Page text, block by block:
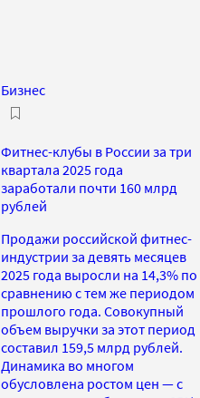
Бизнес
Фитнес-клубы в России за три
квартала 2025 года
заработали почти 160 млрд
рублей
Продажи российской фитнес-
индустрии за девять месяцев
2025 года выросли на 14,3% по
сравнению с тем же периодом
прошлого года. Совокупный
объем выручки за этот период
составил 159,5 млрд рублей.
Динамика во многом
обусловлена ростом цен — с